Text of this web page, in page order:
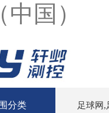
国）
分类 足球网,